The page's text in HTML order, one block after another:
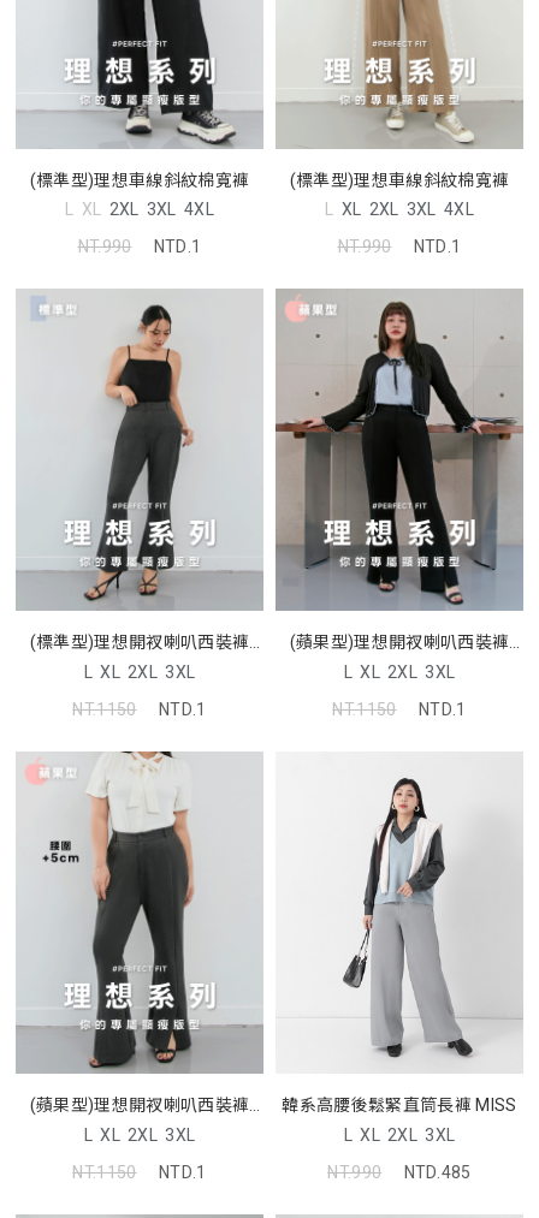
(標準型)理想車線斜紋棉寬褲
L XL 2XL 3XL 4XL
NT.990
NTD.1
(標準型)理想車線斜紋棉寬褲
L XL 2XL 3XL 4XL
NT.990
NTD.1
(標準型)理想開衩喇叭西裝褲
MISS
L XL 2XL 3XL
NT.1150
NTD.1
(蘋果型)理想開衩喇叭西裝褲
MISS
L XL 2XL 3XL
NT.1150
NTD.1
(蘋果型)理想開衩喇叭西裝褲
MISS
L XL 2XL 3XL
NT.1150
NTD.1
韓系高腰後鬆緊直筒長褲 MISS
L XL 2XL 3XL
NT.990
NTD.485